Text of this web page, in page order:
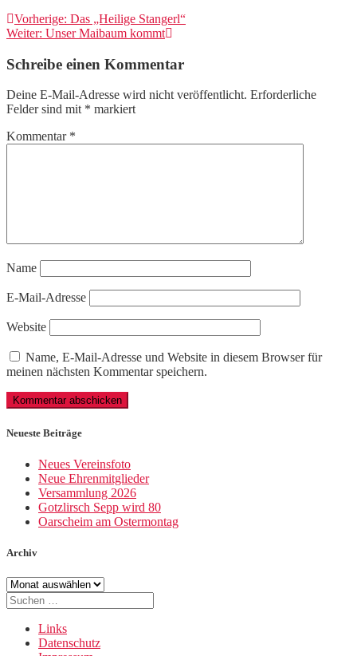
Beitragsnavigation
Vorherige: Vorheriger
Beitrag:
Das „Heilige Stangerl“
Weiter: Nächster
Unser Maibaum kommt
Schreibe einen Kommentar
Deine E-Mail-Adresse wird nicht veröffentlicht. Erforderliche
Felder sind mit * markiert
Kommentar *
Name
E-Mail-Adresse
Website
Name, E-Mail-Adresse und Website in diesem Browser für
meinen nächsten Kommentar speichern.
Neueste Beiträge
Neues Vereinsfoto
Neue Ehrenmitglieder
Versammlung 2026
Gotzlirsch Sepp wird 80
Oarscheim am Ostermontag
Archiv
Archiv
Suche
nach:
Links
Datenschutz